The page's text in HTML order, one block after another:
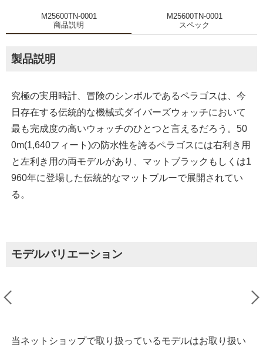
M25600TN-0001
商品説明
M25600TN-0001
スペック
製品説明
究極の実用時計、冒険のシンボルであるペラゴスは、今
日存在する伝統的な機械式ダイバーズウォッチにおいて
最も完成度の高いウォッチのひとつと言えるだろう。50
0m(1,640フィート)の防水性を誇るペラゴスには右利き用
と左利き用の両モデルがあり、マットブラックもしくは1
960年に登場した伝統的なマットブルーで展開されてい
る。
モデルバリエーション
当ネットショップで取り扱っているモデルはお取り扱い